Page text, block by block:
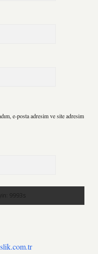
e-posta adresim ve site adresim